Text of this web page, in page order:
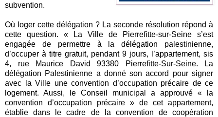
subvention.
Où loger cette délégation ? La seconde résolution répond à
cette question. « La Ville de Pierrefitte-sur-Seine s’est
engagée de permettre à la délégation palestinienne,
d’occuper à titre gratuit, pendant 9 jours, l’appartement, sis
4, rue Maurice David 93380 Pierrefitte-Sur-Seine. La
délégation Palestinienne a donné son accord pour signer
avec la Ville une convention d’occupation précaire de ce
logement. Aussi, le Conseil municipal a approuvé « la
convention d’occupation précaire » de cet appartement,
établie dans le cadre de la convention de coopération